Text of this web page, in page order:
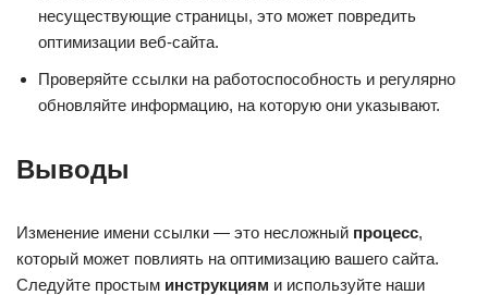
несуществующие страницы, это может повредить
оптимизации веб-сайта.
Проверяйте ссылки на работоспособность и регулярно
обновляйте информацию, на которую они указывают.
Выводы
Изменение имени ссылки — это несложный процесс,
который может повлиять на оптимизацию вашего сайта.
Следуйте простым инструкциям и используйте наши